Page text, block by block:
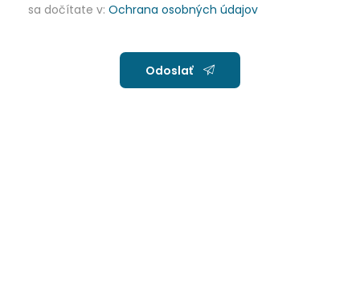
sa dočítate v: Ochrana osobných údajov
Odoslať